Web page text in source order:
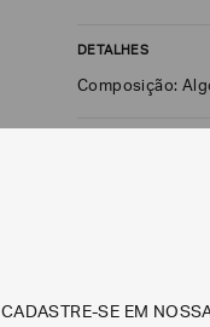
DETALHES
Composição:
CADASTRE-SE EM